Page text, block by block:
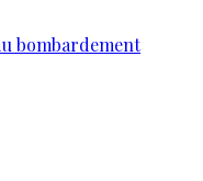
bombardement